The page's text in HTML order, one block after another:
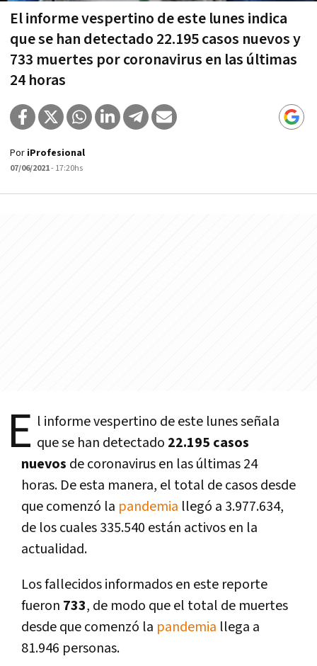
El informe vespertino de este lunes indica
que se han detectado 22.195 casos nuevos y
733 muertes por coronavirus en las últimas
24 horas
Por iProfesional
07/06/2021- 17:20hs
E l informe vespertino de este lunes señala
que se han detectado 22.195 casos
nuevos de coronavirus en las últimas 24
horas. De esta manera, el total de casos desde
que comenzó la pandemia llegó a 3.977.634,
de los cuales 335.540 están activos en la
actualidad.
Los fallecidos informados en este reporte
fueron 733, de modo que el total de muertes
desde que comenzó la pandemia llega a
81.946 personas.